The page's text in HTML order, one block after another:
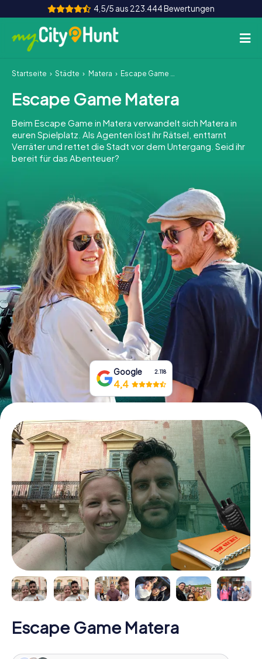
4,5/5 aus 223.444 Bewertungen
So funktioniert's
Städte
Touren
Teamevent
INT AT CH
DE
ES
FR UK
IE
IT
NL
Tickets buchen
Gutscheine bestellen
Startseite Städte Matera Escape Game Matera
Escape Game Matera
Beim Escape Game in Matera verwandelt sich Matera in
euren Spielplatz. Als Agenten löst ihr Rätsel, enttarnt
Verräter und rettet die Stadt vor dem Untergang. Seid ihr
bereit für das Abenteuer?
Google 2.118
4,4
Escape Game Matera